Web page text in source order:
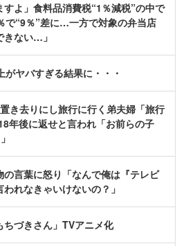
すよ」食料品消費税“1％減税”の中で
“9％”差に…一方で対象の弁当店
きない…」
がヤバすぎる結果に・・・
き去りにし旅行に行く弟夫婦「旅行
年後に返せと言われ「お前らの子
言葉に怒り「なんで俺は『テレビ
れなきゃいけないの？」
ちづきさん」TVアニメ化